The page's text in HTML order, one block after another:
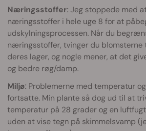
Næringsstoffer: Jeg stoppede med
næringsstoffer i hele uge 8 for at
udskylningsprocessen. Når du
næringsstoffer, tvinger du blomsterne
deres lager, og nogle mener, at det
og bedre røg/damp.
Miljø: Problemerne med temperatur
fortsatte. Min plante så dog ud til at
temperatur på 28 grader og en
uden at vise tegn på skimmelsvamp